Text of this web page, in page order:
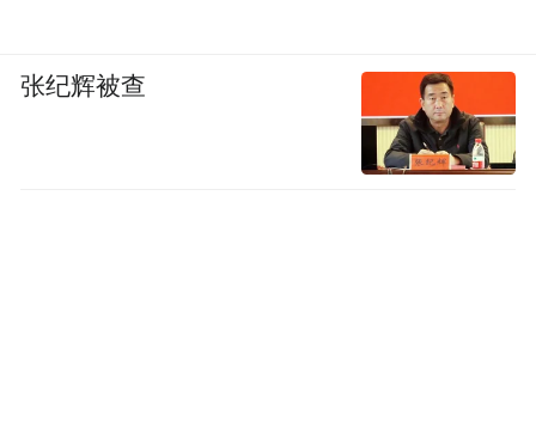
张纪辉被查